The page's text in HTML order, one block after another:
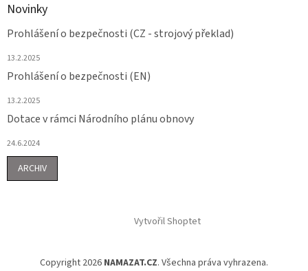
Novinky
Prohlášení o bezpečnosti (CZ - strojový překlad)
13.2.2025
Prohlášení o bezpečnosti (EN)
13.2.2025
Dotace v rámci Národního plánu obnovy
24.6.2024
ARCHIV
Vytvořil Shoptet
Copyright 2026 NAMAZAT.CZ. Všechna práva vyhrazena.